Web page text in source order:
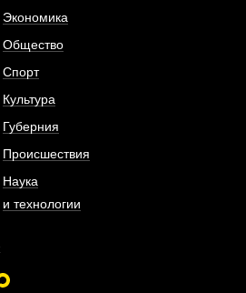
Экономика
Общество
Спорт
Культура
Губерния
Происшествия
Наука
и технологии